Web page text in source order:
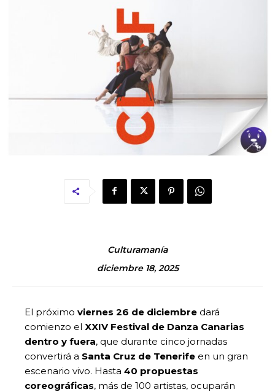
Culturamanía
diciembre 18, 2025
El próximo viernes 26 de diciembre dará
comienzo el XXIV Festival de Danza Canarias
dentro y fuera, que durante cinco jornadas
convertirá a Santa Cruz de Tenerife en un gran
escenario vivo. Hasta 40 propuestas
coreográficas, más de 100 artistas, ocuparán